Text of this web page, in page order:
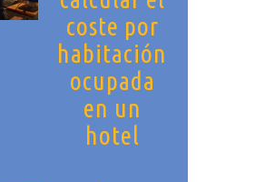
coste por
habitación
ocupada
en un
hotel